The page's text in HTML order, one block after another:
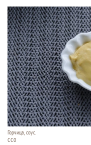
Горчица, соус.
СС0